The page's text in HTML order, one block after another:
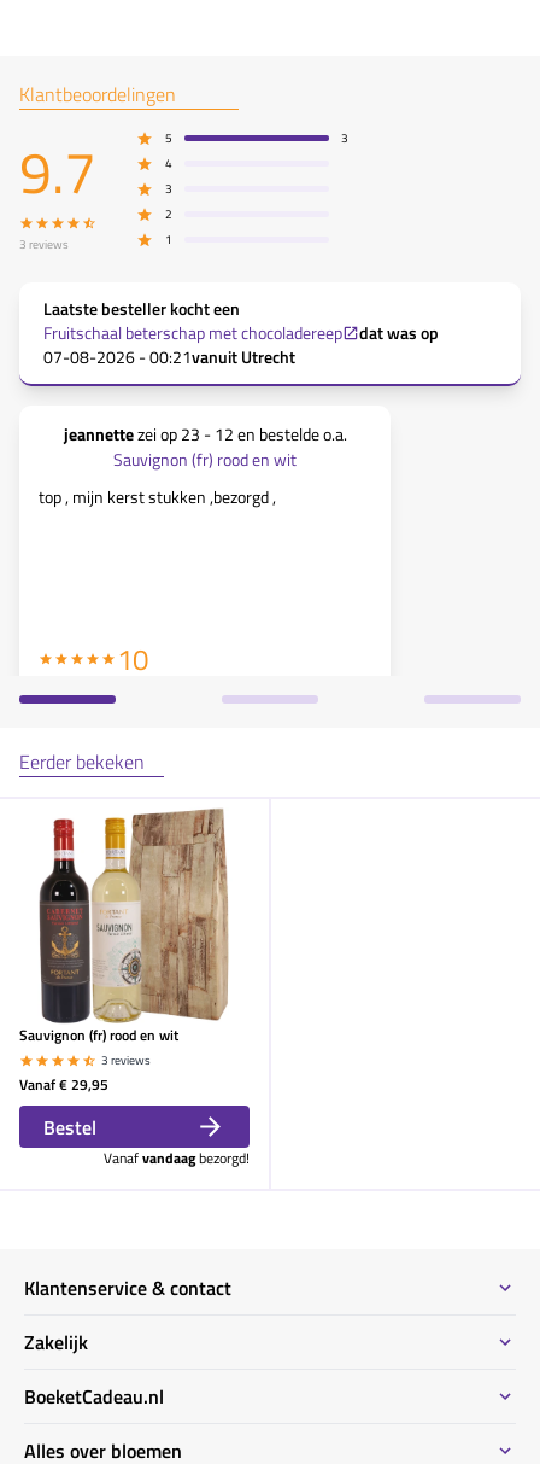
Klantbeoordelingen
9.7
3 reviews
5
3
4
3
2
1
Laatste besteller kocht een
Fruitschaal beterschap met chocoladereep
dat was op
07-08-2026 - 00:21vanuitUtrecht
jeannettezei op23 - 12en bestelde o.a.
Sauvignon (fr) rood en wit
top , mijn kerst stukken ,bezorgd ,
10
Eerder bekeken
Sauvignon (fr) rood en wit
3 reviews
Vanaf€ 29,95
Bestel
Vanafvandaagbezorgd!
Klantenservice & contact
Contact
Bestellen & Betalen
Bezorginformatie
Zakelijk
Bestel informatie zakelijk
Duurzaam
BoeketCadeau.nl
Waarom BoeketCadeau.nl
Alles over bloemen